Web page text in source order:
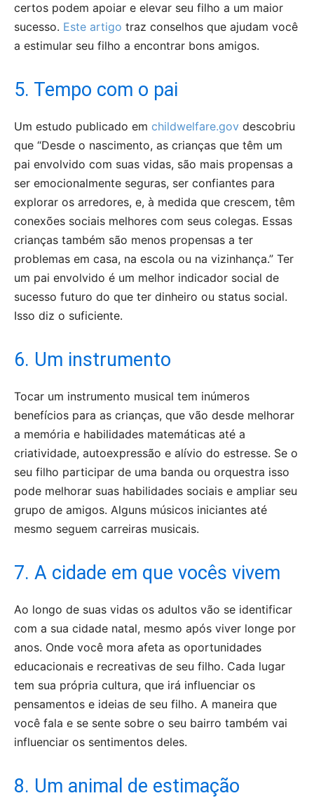
certos podem apoiar e elevar seu filho a um maior
sucesso. Este artigo traz conselhos que ajudam você
a estimular seu filho a encontrar bons amigos.
5. Tempo com o pai
Um estudo publicado em childwelfare.gov descobriu
que “Desde o nascimento, as crianças que têm um
pai envolvido com suas vidas, são mais propensas a
ser emocionalmente seguras, ser confiantes para
explorar os arredores, e, à medida que crescem, têm
conexões sociais melhores com seus colegas. Essas
crianças também são menos propensas a ter
problemas em casa, na escola ou na vizinhança.” Ter
um pai envolvido é um melhor indicador social de
sucesso futuro do que ter dinheiro ou status social.
Isso diz o suficiente.
6. Um instrumento
Tocar um instrumento musical tem inúmeros
benefícios para as crianças, que vão desde melhorar
a memória e habilidades matemáticas até a
criatividade, autoexpressão e alívio do estresse. Se o
seu filho participar de uma banda ou orquestra isso
pode melhorar suas habilidades sociais e ampliar seu
grupo de amigos. Alguns músicos iniciantes até
mesmo seguem carreiras musicais.
7. A cidade em que vocês vivem
Ao longo de suas vidas os adultos vão se identificar
com a sua cidade natal, mesmo após viver longe por
anos. Onde você mora afeta as oportunidades
educacionais e recreativas de seu filho. Cada lugar
tem sua própria cultura, que irá influenciar os
pensamentos e ideias de seu filho. A maneira que
você fala e se sente sobre o seu bairro também vai
influenciar os sentimentos deles.
8. Um animal de estimação